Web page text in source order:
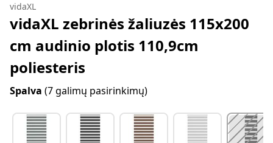
vidaXL
vidaXL zebrinės žaliuzės 115x200
cm audinio plotis 110,9cm
poliesteris
Spalva (7 galimų pasirinkimų)